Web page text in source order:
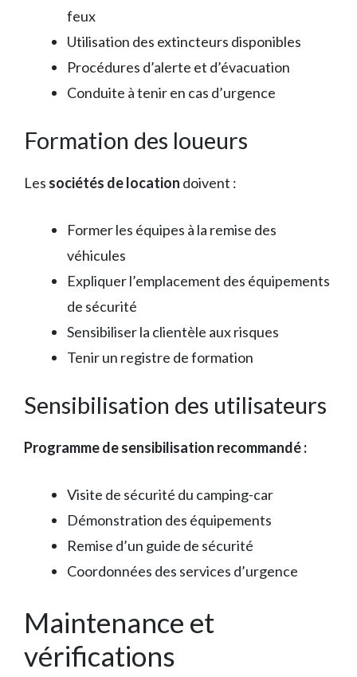
feux
Utilisation des extincteurs disponibles
Procédures d’alerte et d’évacuation
Conduite à tenir en cas d’urgence
Formation des loueurs
Les sociétés de location doivent :
Former les équipes à la remise des
véhicules
Expliquer l’emplacement des équipements
de sécurité
Sensibiliser la clientèle aux risques
Tenir un registre de formation
Sensibilisation des utilisateurs
Programme de sensibilisation recommandé :
Visite de sécurité du camping-car
Démonstration des équipements
Remise d’un guide de sécurité
Coordonnées des services d’urgence
Maintenance et
vérifications